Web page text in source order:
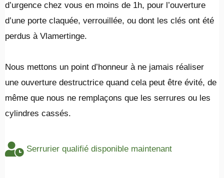
d’urgence chez vous en moins de 1h, pour l’ouverture
d’une porte claquée, verrouillée, ou dont les clés ont été
perdus à Vlamertinge.
​Nous mettons un point d’honneur à ne jamais réaliser
une ouverture destructrice quand cela peut être évité, de
même que nous ne remplaçons que les serrures ou les
cylindres cassés.
Serrurier qualifié disponible maintenant